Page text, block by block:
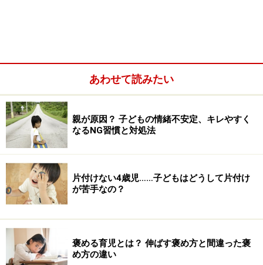
＜目次＞
5歳から
子どもの心の葛藤を受け止めてあげるとママもイライラ
親は子どものやる気スイッチを入れる工夫を
あわせて読みたい
親が原因？ 子どもの情緒不安定、キレやすく
なるNG習慣と対処法
片付けない4歳児……子どもはどうして片付け
が苦手なの？
褒める育児とは？ 伸ばす褒め方と間違った褒
め方の違い